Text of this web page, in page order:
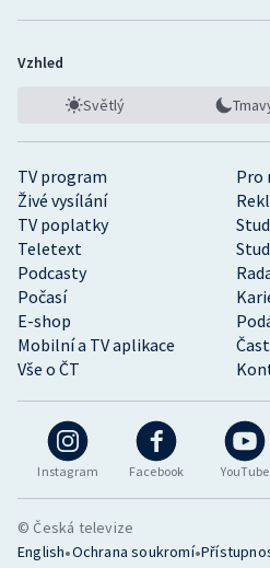
Instagram Facebook YouTube
TV program
Pro
Živé vysílání
TV poplatky
Teletext
Podcasty
Počasí
E-shop
Mobilní a TV aplikace
Vše o ČT
Vzhled
Světlý
© Česká televize
English•Ochrana soukromí•